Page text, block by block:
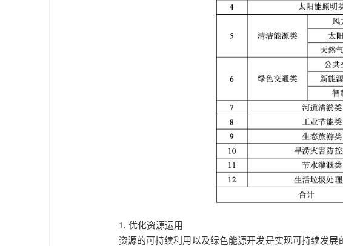
1. 优化资源运用
资源的可持续利用以及绿色能源开发是实现可持续发